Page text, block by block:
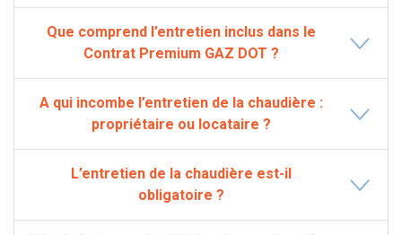
Que comprend l’entretien inclus dans le
Contrat Premium GAZ DOT ?
A qui incombe l’entretien de la chaudière :
propriétaire ou locataire ?
L’entretien de la chaudière est-il
obligatoire ?